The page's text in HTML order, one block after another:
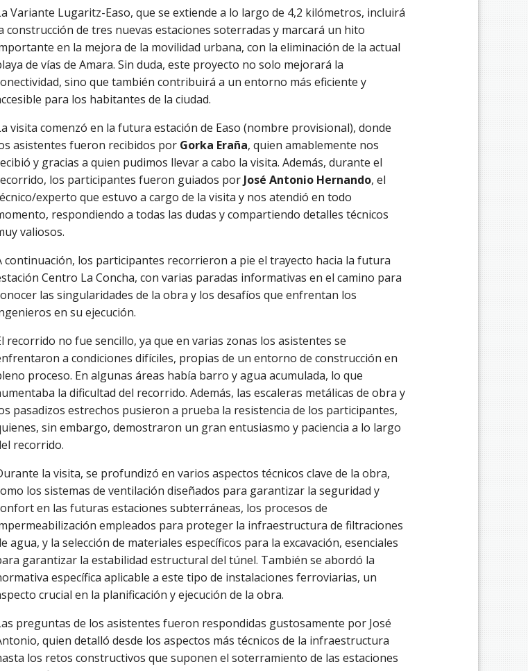
Variante Lugaritz-Easo, que se extiende a lo largo de 4,2 kilómetros, incluirá
construcción de tres nuevas estaciones soterradas y marcará un hito
en la mejora de la movilidad urbana, con la eliminación de la actual
de vías de Amara. Sin duda, este proyecto no solo mejorará la
sino que también contribuirá a un entorno más eficiente y
para los habitantes de la ciudad.
visita comenzó en la futura estación de Easo (nombre provisional), donde
asistentes fueron recibidos por Gorka Eraña, quien amablemente nos
y gracias a quien pudimos llevar a cabo la visita. Además, durante el
los participantes fueron guiados por José Antonio Hernando, el
experto que estuvo a cargo de la visita y nos atendió en todo
respondiendo a todas las dudas y compartiendo detalles técnicos
valiosos.
continuación, los participantes recorrieron a pie el trayecto hacia la futura
Centro La Concha, con varias paradas informativas en el camino para
las singularidades de la obra y los desafíos que enfrentan los
en su ejecución.
recorrido no fue sencillo, ya que en varias zonas los asistentes se
a condiciones difíciles, propias de un entorno de construcción en
proceso. En algunas áreas había barro y agua acumulada, lo que
la dificultad del recorrido. Además, las escaleras metálicas de obra y
pasadizos estrechos pusieron a prueba la resistencia de los participantes,
sin embargo, demostraron un gran entusiasmo y paciencia a lo largo
recorrido.
la visita, se profundizó en varios aspectos técnicos clave de la obra,
los sistemas de ventilación diseñados para garantizar la seguridad y
en las futuras estaciones subterráneas, los procesos de
empleados para proteger la infraestructura de filtraciones
agua, y la selección de materiales específicos para la excavación, esenciales
garantizar la estabilidad estructural del túnel. También se abordó la
específica aplicable a este tipo de instalaciones ferroviarias, un
crucial en la planificación y ejecución de la obra.
preguntas de los asistentes fueron respondidas gustosamente por José
quien detalló desde los aspectos más técnicos de la infraestructura
los retos constructivos que suponen el soterramiento de las estaciones